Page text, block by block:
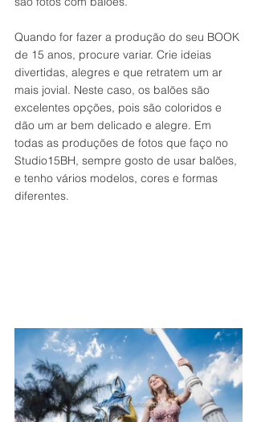
Quando for fazer a produção do seu BOOK
de 15 anos, procure variar. Crie ideias
divertidas, alegres e que retratem um ar
mais jovial. Neste caso, os balões são
excelentes opções, pois são coloridos e
dão um ar bem delicado e alegre. Em
todas as produções de fotos que faço no
Studio15BH, sempre gosto de usar balões,
e tenho vários modelos, cores e formas
diferentes.